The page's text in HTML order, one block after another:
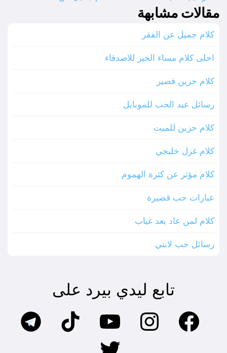
مقالات مشابهة
كلام جميل عن الفقر
احلى كلام مساء الخير للاصدقاء
كلام حزين قصير
رسائل عيد الحب للموبايل
كلام حزين للميت
كلام غزل خليجي
كلام مؤثر عن كثرة الهموم
عبارات حب قصيرة
كلام لمن عاد بعد غياب
رسائل حب لابني
تابع ليدي بيرد على